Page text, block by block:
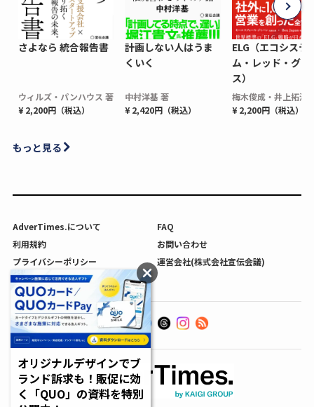
さよなら 統合報告書
ウィルズ・パンハウス 著
¥ 2,200円（税込）
計画しない人はうま
くいく
中村洋基 著
¥ 2,420円（税込）
ELG（エコシステ
ム・レッド・グロ
ス）
梅木俊成・井上拓海
¥ 2,200円（税込）
もっと見る
AdverTimes.について
FAQ
利用規約
お問い合わせ
プライバシーポリシー
運営会社(株式会社宣伝会議)
利用者情報の外部送信について
オリジナルデザインでブ
ランド訴求も！販促に効
く「QUO」の資料を特別